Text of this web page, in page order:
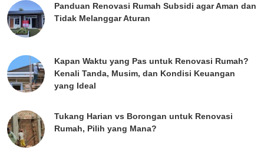
Panduan Renovasi Rumah Subsidi agar Aman dan
Tidak Melanggar Aturan
Kapan Waktu yang Pas untuk Renovasi Rumah?
Kenali Tanda, Musim, dan Kondisi Keuangan
yang Ideal
Tukang Harian vs Borongan untuk Renovasi
Rumah, Pilih yang Mana?